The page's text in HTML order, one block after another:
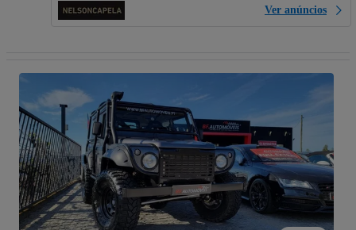
Ver anúncios